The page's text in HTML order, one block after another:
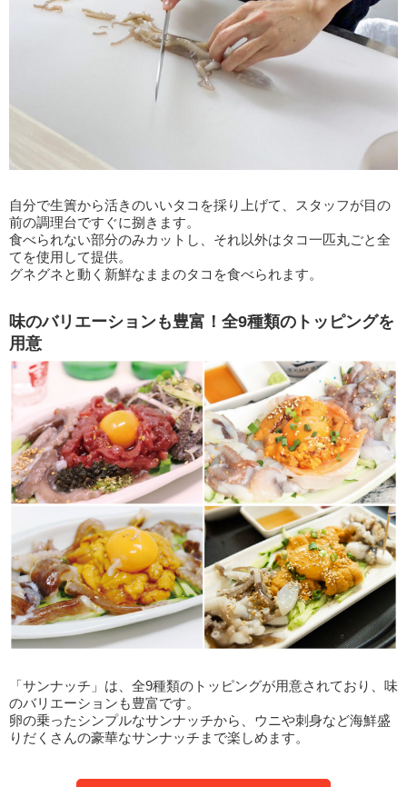
自分で生簀から活きのいいタコを採り上げて、スタッフが目の
前の調理台ですぐに捌きます。
食べられない部分のみカットし、それ以外はタコ一匹丸ごと全
てを使用して提供。
グネグネと動く新鮮なままのタコを食べられます。
味のバリエーションも豊富！全9種類のトッピングを
用意
「サンナッチ」は、全9種類のトッピングが用意されており、味
のバリエーションも豊富です。
卵の乗ったシンプルなサンナッチから、ウニや刺身など海鮮盛
りだくさんの豪華なサンナッチまで楽しめます。